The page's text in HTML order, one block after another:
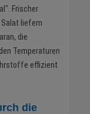
Frischer
Salat liefern
die
Temperaturen
effizient
die